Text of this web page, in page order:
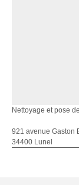
Nettoyage et pose
921 avenue Gaston
34400 Lunel